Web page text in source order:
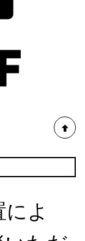
よ